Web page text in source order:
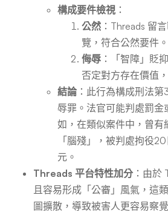
構成要件檢視 ：
公然 ：Threads 留
覽，符合公然要件。
侮辱 ：「智障」貶
否定對方存在價值
結論 ：此行為構成刑法
辱罪。法官可能判處罰金
如，在類似案件中，曾有
「腦殘」，被判處拘役
元。
Threads 平台特性加分 ：由於
且容易形成「公審」風氣，這
圖擴散，導致被害人更容易察